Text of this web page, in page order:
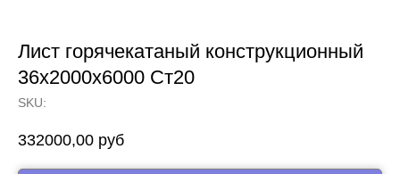
Лист горячекатаный конструкционный
36х2000х6000 Ст20
SKU:
332000,00 руб